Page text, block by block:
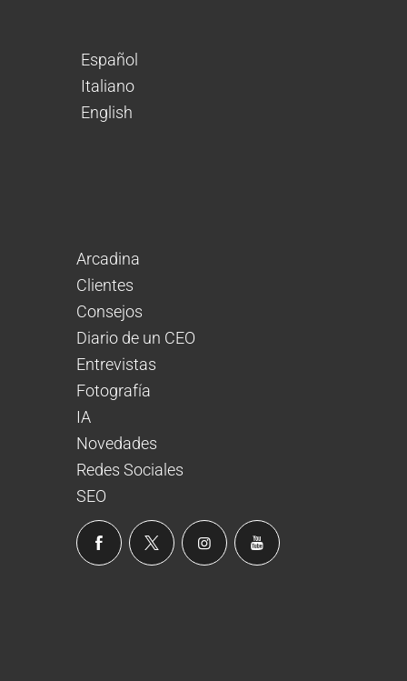
Español
Italiano
English
Arcadina
Clientes
Consejos
Diario de un CEO
Entrevistas
Fotografía
IA
Novedades
Redes Sociales
SEO